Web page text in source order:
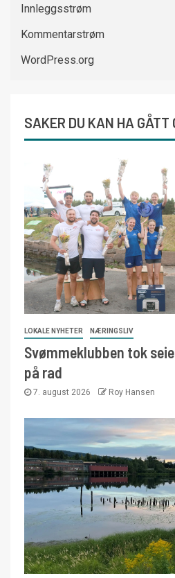
Innleggsstrøm
Kommentarstrøm
WordPress.org
SAKER DU KAN HA GÅTT
LOKALE NYHETER NÆRINGSLIV
Svømmeklubben tok
på rad
7. august 2026 Roy Hansen